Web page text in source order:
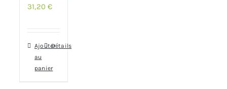
31,20€
Ajouter
au
panier
Détails